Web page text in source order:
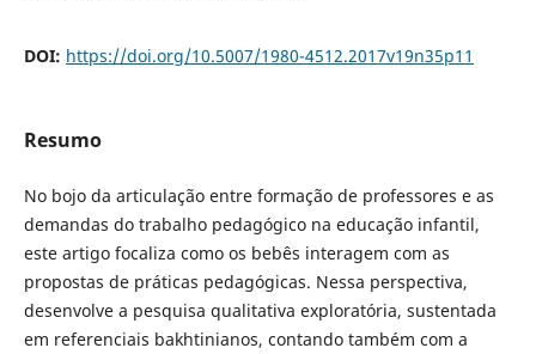
DOI: https://doi.org/10.5007/1980-4512.2017v19n35p11
Resumo
No bojo da articulação entre formação de professores e as
demandas do trabalho pedagógico na educação infantil,
este artigo focaliza como os bebês interagem com as
propostas de práticas pedagógicas. Nessa perspectiva,
desenvolve a pesquisa qualitativa exploratória, sustentada
em referenciais bakhtinianos, contando também com a